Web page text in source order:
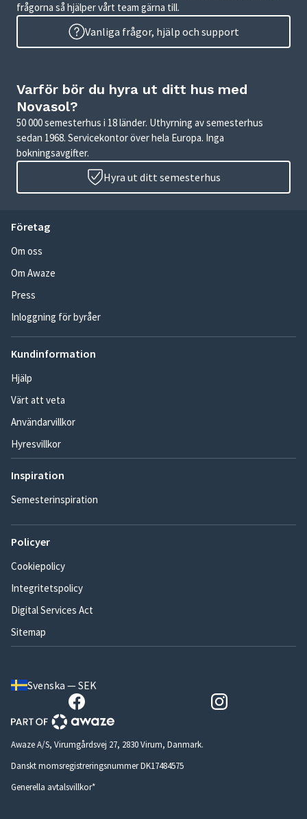
frågorna så hjälper vårt team gärna till.
Vanliga frågor, hjälp och support
Varför bör du hyra ut ditt hus med
Novasol?
50 000 semesterhus i 18 länder. Uthyrning av semesterhus
sedan 1968. Servicekontor över hela Europa. Inga
bokningsavgifter.
Hyra ut ditt semesterhus
Företag
Om oss
Om Awaze
Press
Inloggning för byråer
Kundinformation
Hjälp
Värt att veta
Användarvillkor
Hyresvillkor
Inspiration
Semesterinspiration
Policyer
Cookiepolicy
Integritetspolicy
Digital Services Act
Sitemap
Svenska — SEK
Awaze A/S, Virumgårdsvej 27, 2830 Virum, Danmark.
Danskt momsregistreringsnummer DK17484575
Generella avtalsvillkor*